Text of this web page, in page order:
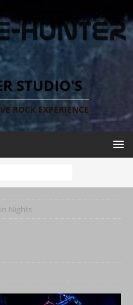
STUDIO'S
ROCK EXPERIENCE
Nights